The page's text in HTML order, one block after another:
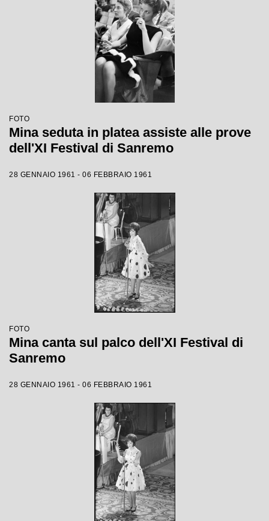
FOTO
Mina seduta in platea assiste alle prove
dell'XI Festival di Sanremo
28 GENNAIO 1961 - 06 FEBBRAIO 1961
FOTO
Mina canta sul palco dell'XI Festival di
Sanremo
28 GENNAIO 1961 - 06 FEBBRAIO 1961